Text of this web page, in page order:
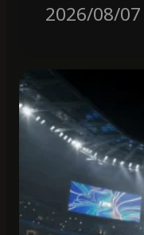
2026/08/07